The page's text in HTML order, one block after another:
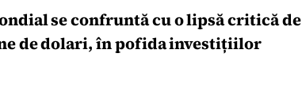
se confruntă cu o lipsă critică de
de dolari, în pofida investițiilor